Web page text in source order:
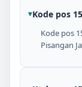
Kode pos
Kode pos
Pisangan